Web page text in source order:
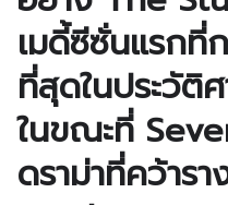
เมดี้ซีซั่นแรกที่
ที่สุดในประวัติ
ในขณะที่
ดราม่าที่คว้าร